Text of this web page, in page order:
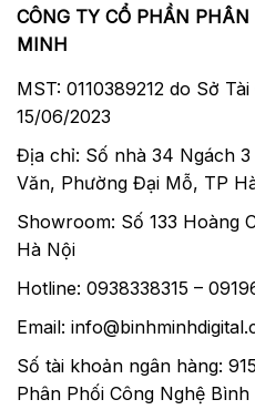
CÔNG TY CỔ PHẦN
MINH
MST: 0110389212 do Sở
15/06/2023
Địa chỉ: Số nhà 34 Ngách
Văn, Phường Đại Mỗ, TP
Showroom: Số 133 Hoàng
Hà Nội
Hotline: 0938338315 –
Email:
Số tài khoản ngân hàng:
Phân Phối Công Nghệ